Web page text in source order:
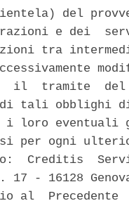
del
e dei
tra
il  tramite
di tali obblighi di
i loro eventuali
per ogni
Creditis
17 - 16128
al  Precedente